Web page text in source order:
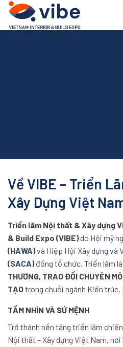
Skip
content
Về VIBE – Triển
Xây Dựng Việt
Triển lãm Nội thất & Xây dựng
& Build Expo (VIBE)do Hội mỹ
(HAWA)và Hiệp Hội Xây dựng và
(SACA)đồng tổ chức. Triển lãm
THƯƠNG, TRAO ĐỔI CHUYÊN
TẠOtrong chuỗi ngành Kiến trúc,
TẦM NHÌN VÀ SỨ MỆNH
Trở thành nền tảng triển lãm
Nội thất – Xây dựng Việt Nam,